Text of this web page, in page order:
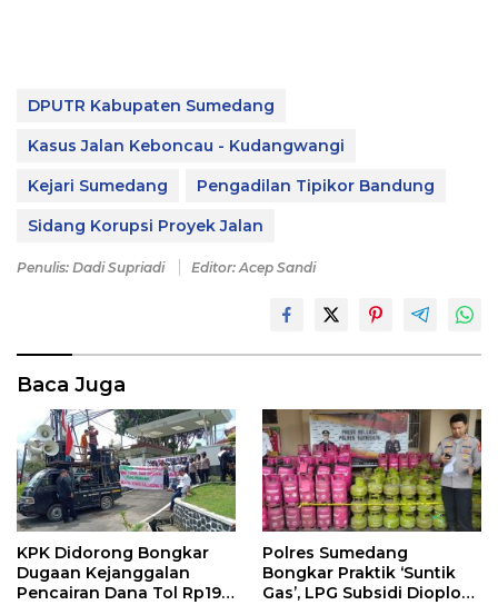
DPUTR Kabupaten Sumedang
Kasus Jalan Keboncau - Kudangwangi
Kejari Sumedang
Pengadilan Tipikor Bandung
Sidang Korupsi Proyek Jalan
Penulis: Dadi Supriadi Editor: Acep Sandi
Baca Juga
KPK Didorong Bongkar
Dugaan Kejanggalan
Pencairan Dana Tol Rp190
Polres Sumedang
Bongkar Praktik ‘Suntik
Gas’, LPG Subsidi Dioplos